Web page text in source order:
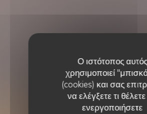
Ο ιστότοπος αυτός
χρησιμοποιεί
(cookies) και σας
να ελέγξετε τι
ενεργοποιήσετε